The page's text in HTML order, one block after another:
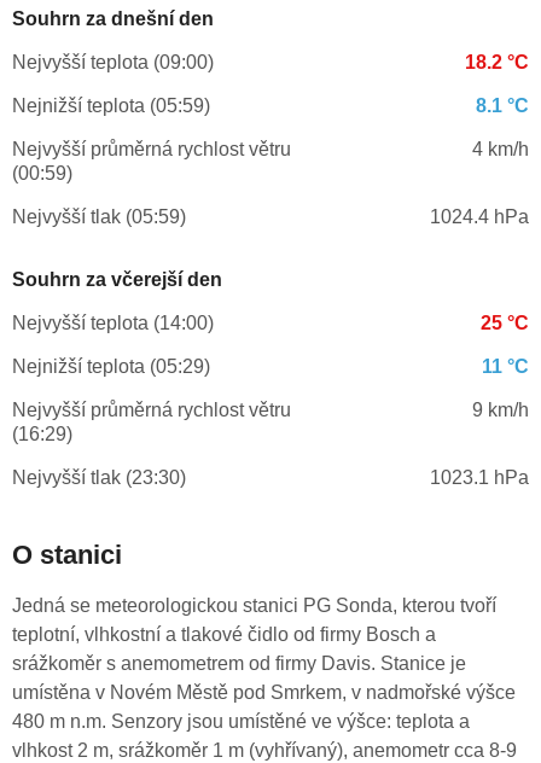
Souhrn za dnešní den
Nejvyšší teplota (09:00) 18.2 °C
Nejnižší teplota (05:59) 8.1 °C
Nejvyšší průměrná rychlost větru
(00:59)
4 km/h
Nejvyšší tlak (05:59) 1024.4 hPa
Souhrn za včerejší den
Nejvyšší teplota (14:00) 25 °C
Nejnižší teplota (05:29) 11 °C
Nejvyšší průměrná rychlost větru
(16:29)
9 km/h
Nejvyšší tlak (23:30) 1023.1 hPa
O stanici
Jedná se meteorologickou stanici PG Sonda, kterou tvoří
teplotní, vlhkostní a tlakové čidlo od firmy Bosch a
srážkoměr s anemometrem od firmy Davis. Stanice je
umístěna v Novém Městě pod Smrkem, v nadmořské výšce
480 m n.m. Senzory jsou umístěné ve výšce: teplota a
vlhkost 2 m, srážkoměr 1 m (vyhřívaný), anemometr cca 8-9